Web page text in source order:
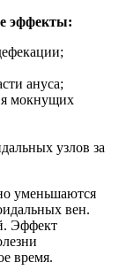
эффекты:
ануса;
мокнущих
узлов за
уменьшаются
вен.
Эффект
время.